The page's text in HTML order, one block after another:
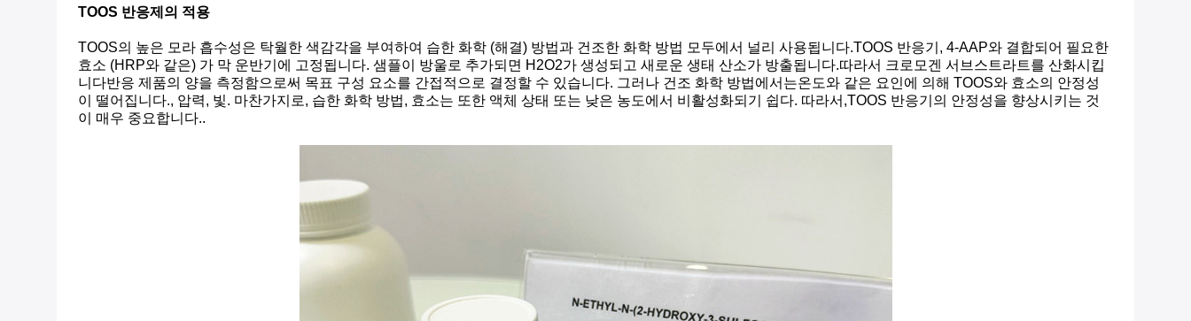
TOOS 반응제의 적용
TOOS의 높은 모라 흡수성은 탁월한 색감각을 부여하여 습한 화학 (해결) 방법과 건조한 화학 방법 모두에서 널리 사용됩니다.TOOS 반응기, 4-AAP와 결합되어 필요한
효소 (HRP와 같은) 가 막 운반기에 고정됩니다. 샘플이 방울로 추가되면 H2O2가 생성되고 새로운 생태 산소가 방출됩니다.따라서 크로모겐 서브스트라트를 산화시킵
니다반응 제품의 양을 측정함으로써 목표 구성 요소를 간접적으로 결정할 수 있습니다. 그러나 건조 화학 방법에서는온도와 같은 요인에 의해 TOOS와 효소의 안정성
이 떨어집니다., 압력, 빛. 마찬가지로, 습한 화학 방법, 효소는 또한 액체 상태 또는 낮은 농도에서 비활성화되기 쉽다. 따라서,TOOS 반응기의 안정성을 향상시키는 것
이 매우 중요합니다..